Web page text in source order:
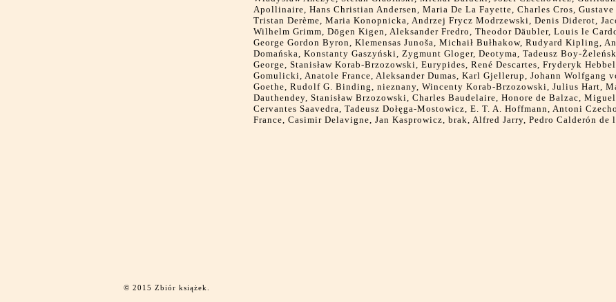
Apollinaire, Hans Christian Andersen, Maria De La Fayette, Charles Cros, Gustave
Tristan Derème, Maria Konopnicka, Andrzej Frycz Modrzewski, Denis Diderot,
Wilhelm Grimm, Dōgen Kigen, Aleksander Fredro, Theodor Däubler, Louis le
George Gordon Byron, Klemensas Junoša, Michaił Bułhakow, Rudyard Kipling,
Domańska, Konstanty Gaszyński, Zygmunt Gloger, Deotyma, Tadeusz Boy-
George, Stanisław Korab-Brzozowski, Eurypides, René Descartes, Fryderyk
Gomulicki, Anatole France, Aleksander Dumas, Karl Gjellerup, Johann Wolfgang
Goethe, Rudolf G. Binding, nieznany, Wincenty Korab-Brzozowski, Julius Hart,
Dauthendey, Stanisław Brzozowski, Charles Baudelaire, Honore de Balzac,
Cervantes Saavedra, Tadeusz Dołęga-Mostowicz, E. T. A. Hoffmann, Antoni
France, Casimir Delavigne, Jan Kasprowicz, brak, Alfred Jarry, Pedro Calderón de
© 2015 Zbiór książek.